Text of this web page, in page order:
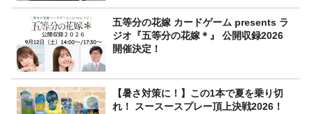
五等分の花嫁 カードゲーム presents ラ
ジオ『五等分の花嫁＊』 公開収録2026
開催決定！
【暑さ対策に！】この1本で夏を乗り切
れ！ スースースプレー頂上決戦2026！